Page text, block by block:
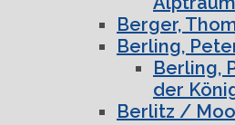
Berger,
Berling,
Berling,
der
Berlitz /